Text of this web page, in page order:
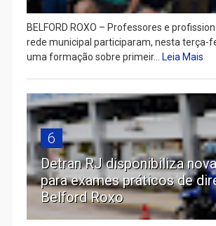
BELFORD ROXO – Professores e
rede municipal participaram, nesta terça-
uma formação sobre primeir...
Leia Mais
6
Detran RJ disponibiliza
para exames práticos de
Belford Roxo